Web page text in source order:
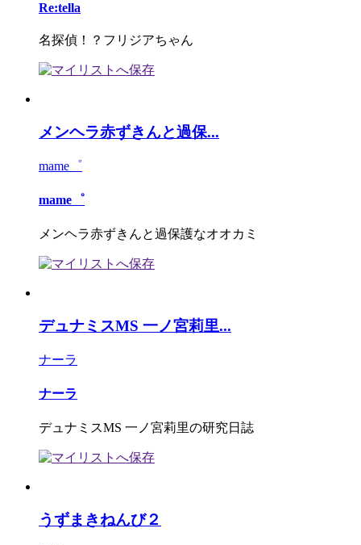
Re:tella
名探偵！？フリジアちゃん
メンヘラ赤ずきんと過保...
mame゜
mame゜
メンヘラ赤ずきんと過保護なオオカミ
デュナミスMS 一ノ宮莉里...
ナーラ
ナーラ
デュナミスMS 一ノ宮莉里の研究日誌
うずまきねんび２